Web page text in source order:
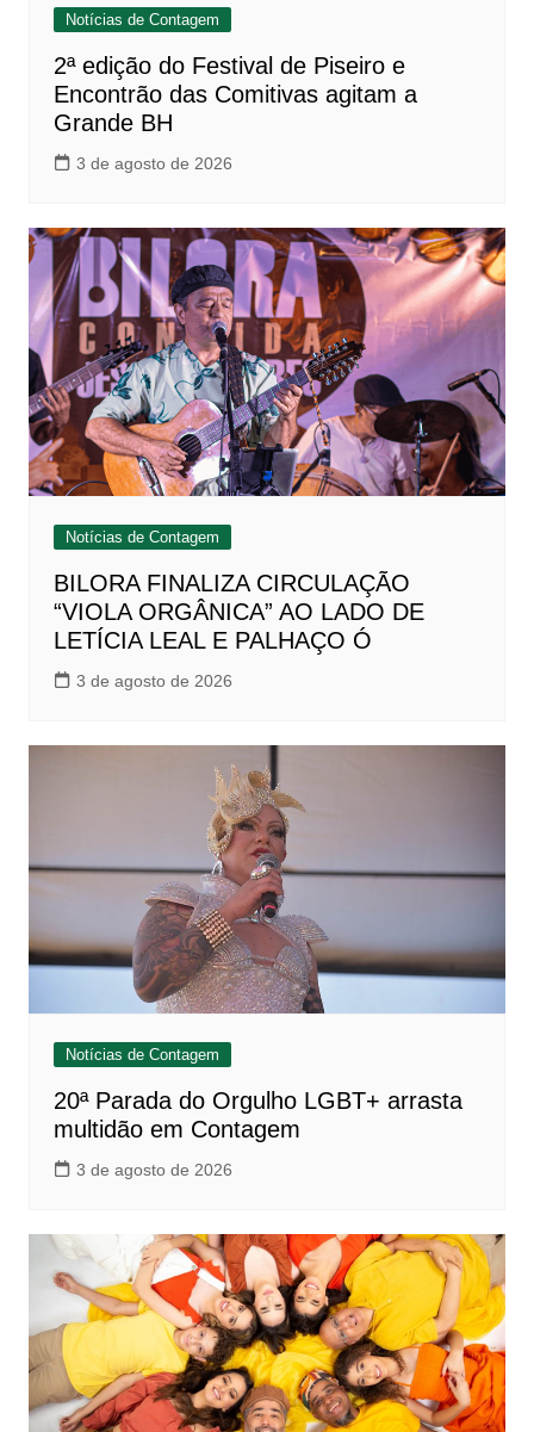
Notícias de Contagem
2ª edição do Festival de Piseiro e
Encontrão das Comitivas agitam a
Grande BH
3 de agosto de 2026
Notícias de Contagem
BILORA FINALIZA CIRCULAÇÃO
“VIOLA ORGÂNICA” AO LADO DE
LETÍCIA LEAL E PALHAÇO Ó
3 de agosto de 2026
Notícias de Contagem
20ª Parada do Orgulho LGBT+ arrasta
multidão em Contagem
3 de agosto de 2026